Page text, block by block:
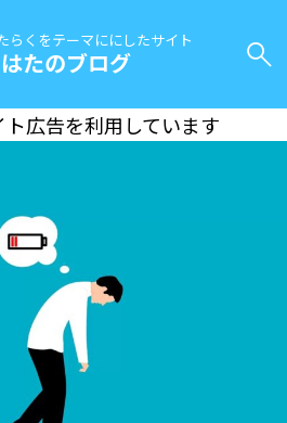
らくをテーマににしたサイト
たのブログ
広告を利用しています